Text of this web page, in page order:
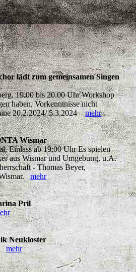
lädt zum gemeinsamen Singen
19.00 bis 20.00 Uhr Workshop
haben, Vorkenntnisse nicht
20.2.2024/ 5.3.2024mehr
Wismar
Einlass ab 19:00 Uhr Es spielen
aus Wismar und Umgebung, u.A.
- Thomas Beyer,
Wismar.mehr
Pril
Neukloster
mehr